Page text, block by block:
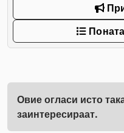
Овие огласи исто
заинтересираат.